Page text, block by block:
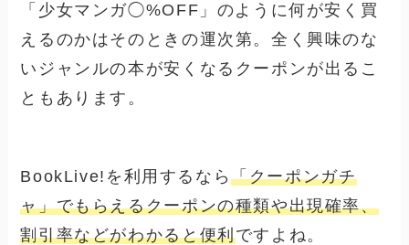
「少女マンガ◯%OFF」のように何が安く買
えるのかはそのときの運次第。全く興味のな
いジャンルの本が安くなるクーポンが出るこ
ともあります。
BookLive!を利用するなら「クーポンガチ
ャ」でもらえるクーポンの種類や出現確率、
割引率などがわかると便利ですよね。